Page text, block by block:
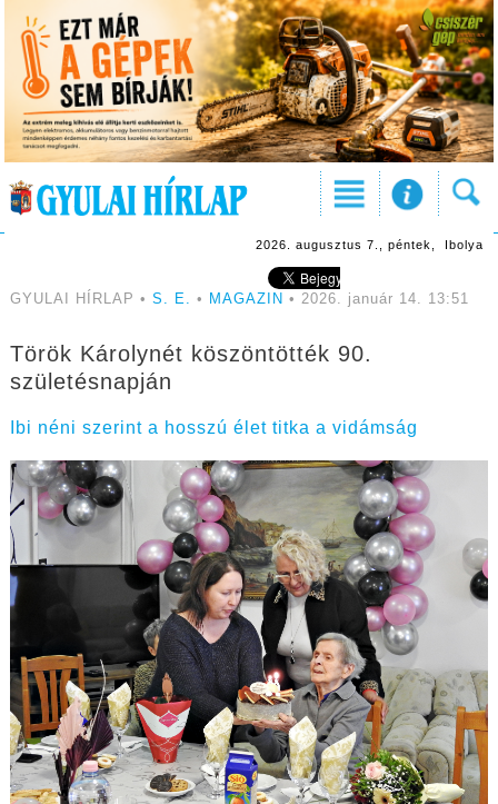
2026. augusztus 7., péntek, Ibolya
GYULAI HÍRLAP • S. E. • MAGAZIN • 2026. január 14. 13:51
Török Károlynét köszöntötték 90.
születésnapján
Ibi néni szerint a hosszú élet titka a vidámság